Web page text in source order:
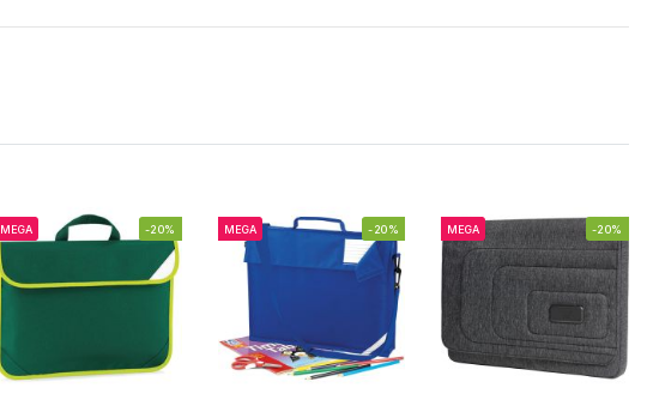
MEGA -20% MEGA -20% MEGA -20%